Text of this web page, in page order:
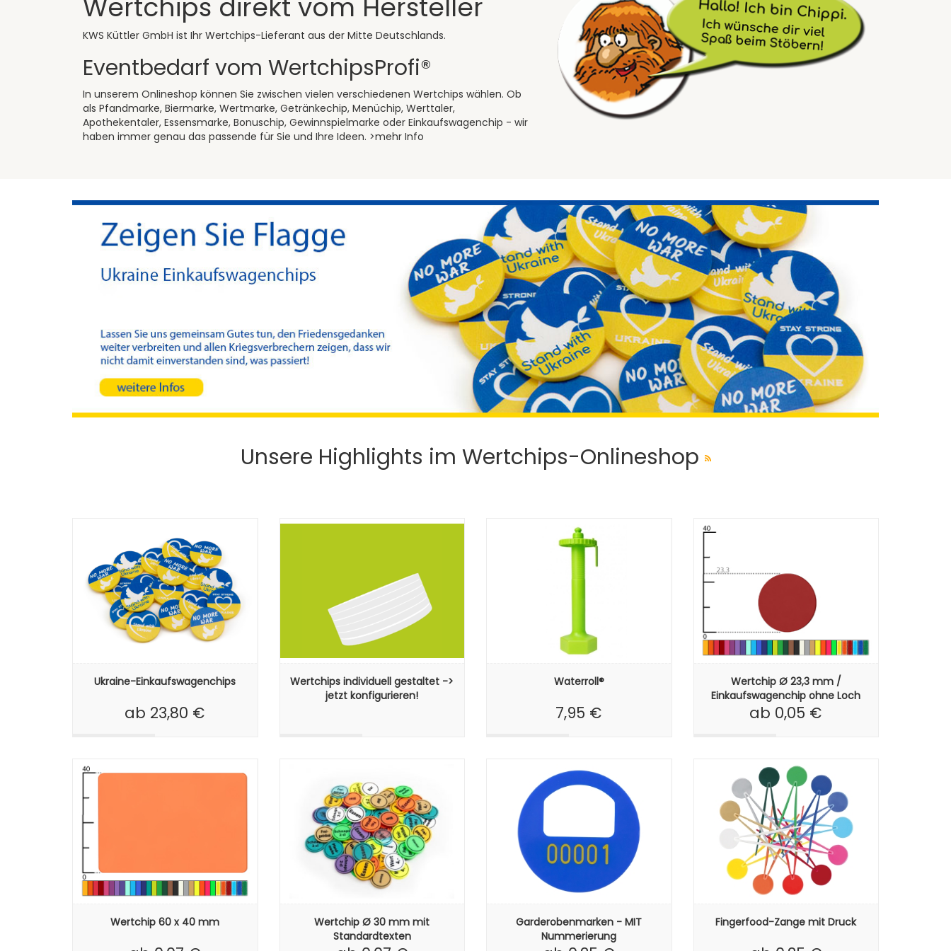
KWS Küttler GmbH ist Ihr Wertchips-Lieferant aus der Mitte Deutschlands.
Eventbedarf vom WertchipsProfi®
In unserem Onlineshop können Sie zwischen vielen verschiedenen Wertchips wählen. Ob
als Pfandmarke, Biermarke, Wertmarke, Getränkechip, Menüchip, Werttaler,
Apothekentaler, Essensmarke, Bonuschip, Gewinnspielmarke oder Einkaufswagenchip - wir
haben immer genau das passende für Sie und Ihre Ideen. >mehr Info
Unsere Highlights im Wertchips-Onlineshop
Ukraine-Einkaufswagenchips
ab 23,80 €
Wertchips individuell gestaltet ->
jetzt konfigurieren!
Waterroll®
7,95 €
Wertchip Ø 23,3 mm /
Einkaufswagenchip ohne Loch
ab 0,05 €
Wertchip 60 x 40 mm
Wertchip Ø 30 mm mit
Standardtexten
Garderobenmarken - MIT
Nummerierung
Fingerfood-Zange mit Druck